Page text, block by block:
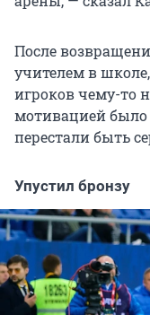
После
учителем в
игроков чему-то
мотивацией было
перестали быть
Упустил бронзу